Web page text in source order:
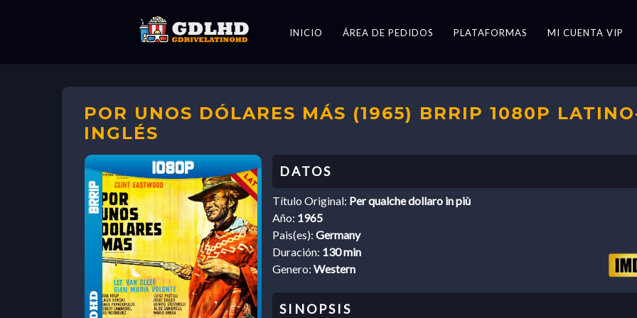
INICIO ÁREA DE PEDIDOS PLATAFORMAS MI CUENTA VIP
POR UNOS DÓLARES MÁS (1965) BRRIP 1080P
INGLÉS
Título Original: Per qualche dollaro in più
Año: 1965
Pais(es): Germany
Duración: 130 min
Genero: Western